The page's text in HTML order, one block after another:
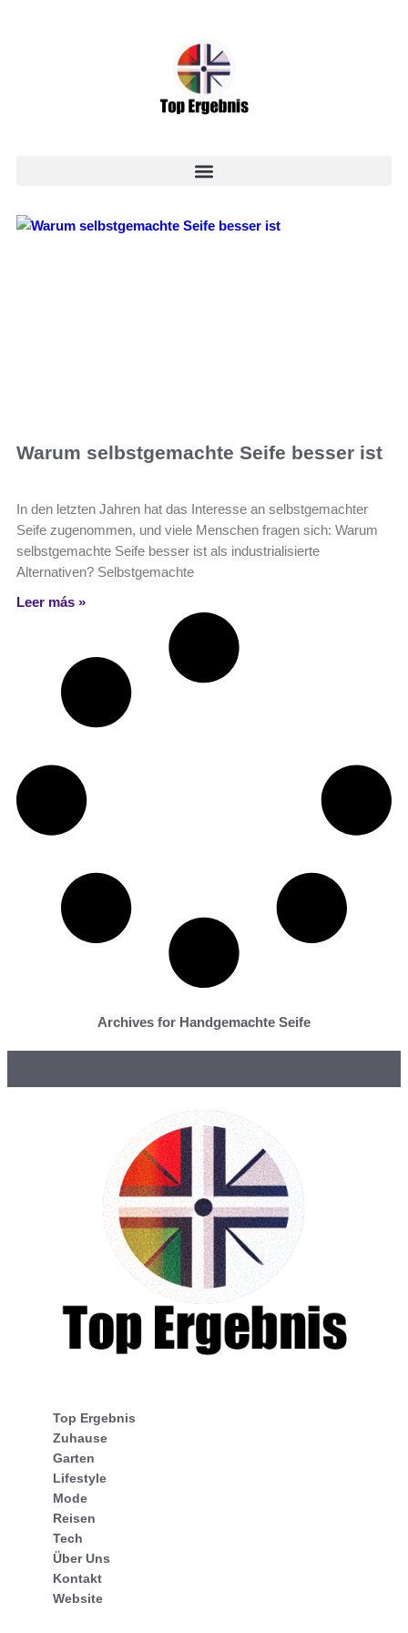
Warum selbstgemachte Seife besser ist
In den letzten Jahren hat das Interesse an selbstgemachter
Seife zugenommen, und viele Menschen fragen sich: Warum
selbstgemachte Seife besser ist als industrialisierte
Alternativen? Selbstgemachte
Leer más »
Archives for Handgemachte Seife
Top Ergebnis
Zuhause
Garten
Lifestyle
Mode
Reisen
Tech
Über Uns
Kontakt
Website